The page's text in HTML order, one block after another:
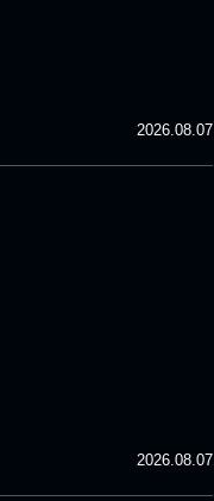
2026.08.07
2026.08.07